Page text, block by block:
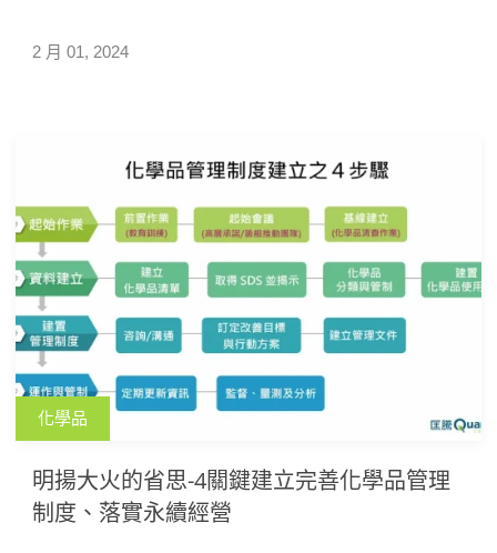
2 月 01, 2024
化學品
明揚大火的省思-4關鍵建立完善化學品管理
制度、落實永續經營